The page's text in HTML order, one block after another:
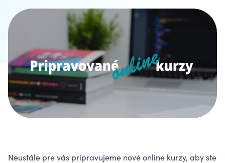
Neustále pre vás pripravujeme nové online kurzy, aby ste